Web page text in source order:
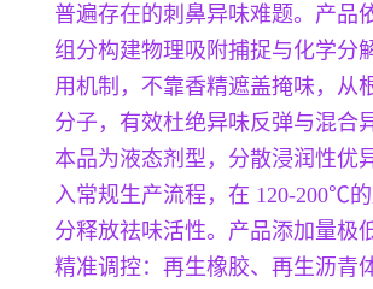
普遍存在的刺鼻异味难题。产品
组分构建物理吸附捕捉与化学分
用机制，不靠香精遮盖掩味，从
分子，有效杜绝异味反弹与混合
本品为液态剂型，分散浸润性优
入常规生产流程，在 120-200℃
分释放祛味活性。产品添加量极
精准调控：再生橡胶、再生沥青